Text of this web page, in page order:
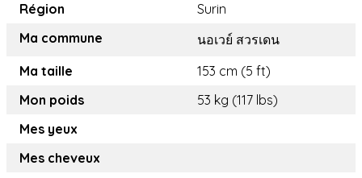
Région
Surin
Ma commune
นอเวย์ สวรเดน
Ma taille
153 cm (5 ft)
Mon poids
53 kg (117 lbs)
Mes yeux
Mes cheveux